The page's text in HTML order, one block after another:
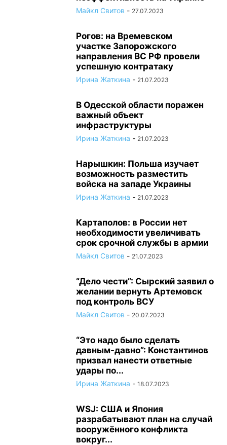
Майкл Свитов - 27.07.2023
Рогов: на Времевском
участке Запорожского
направления ВС РФ провели
успешную контратаку
Ирина Жаткина - 21.07.2023
В Одесской области поражен
важный объект
инфраструктуры
Ирина Жаткина - 21.07.2023
Нарышкин: Польша изучает
возможность разместить
войска на западе Украины
Ирина Жаткина - 21.07.2023
Картаполов: в России нет
необходимости увеличивать
срок срочной службы в армии
Майкл Свитов - 21.07.2023
“Дело чести”: Сырский заявил о
желании вернуть Артемовск
под контроль ВСУ
Майкл Свитов - 20.07.2023
“Это надо было сделать
давным-давно”: Константинов
призвал нанести ответные
удары по...
Ирина Жаткина - 18.07.2023
WSJ: США и Япония
разрабатывают план на случай
вооружённого конфликта
вокруг...